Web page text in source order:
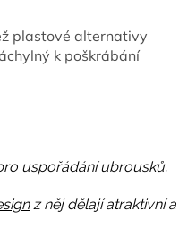
plastové alternativy
k poškrábání
uspořádání ubrousků.
z něj dělají atraktivní a